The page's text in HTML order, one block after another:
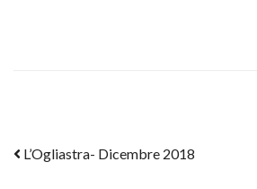
Post navigation
L’Ogliastra- Dicembre 2018